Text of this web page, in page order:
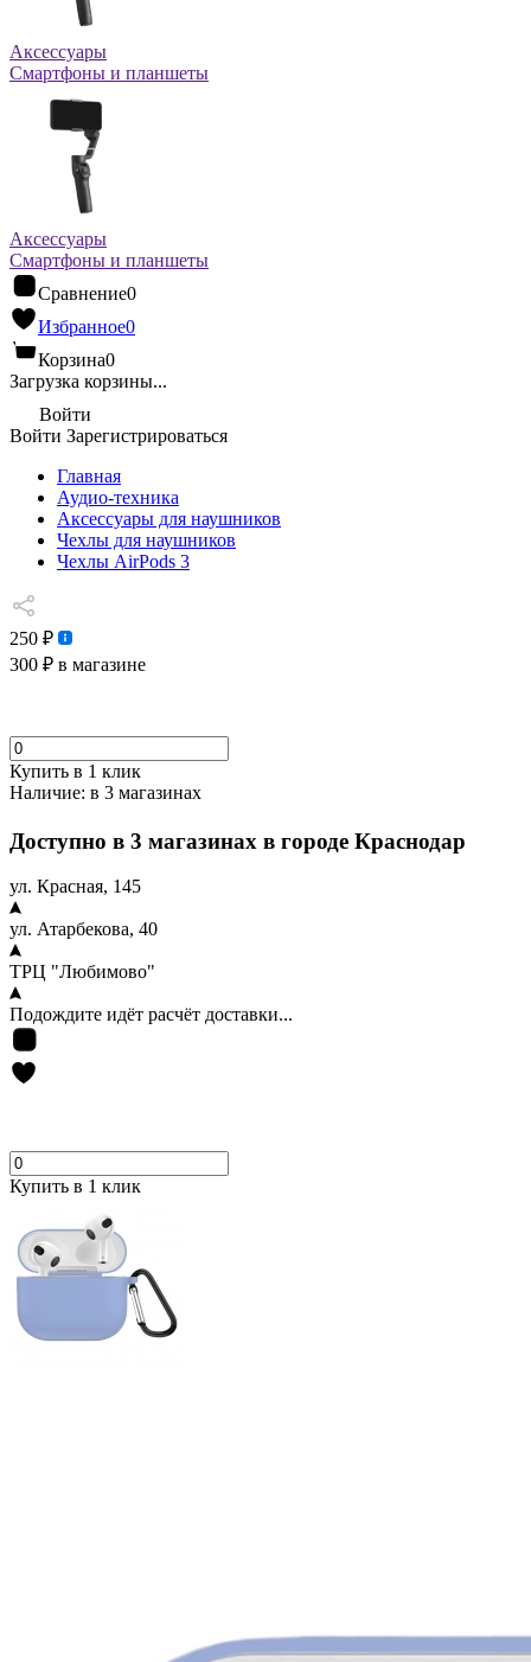
Аксессуары
Смартфоны и планшеты
Аксессуары
Смартфоны и планшеты
Сравнение0
Избранное0
Корзина0
Загрузка корзины...
Войти
Войти Зарегистрироваться
Главная
Аудио-техника
Аксессуары для наушников
Чехлы для наушников
Чехлы AirPods 3
250 ₽
300 ₽ в магазине
Купить в 1 клик
Наличие: в 3 магазинах
Доступно в 3 магазинах в городе Краснодар
ул. Красная, 145
ул. Атарбекова, 40
ТРЦ "Любимово"
Подождите идёт расчёт доставки...
Купить в 1 клик